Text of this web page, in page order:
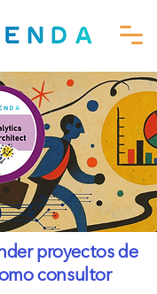
proyectos de
consultor